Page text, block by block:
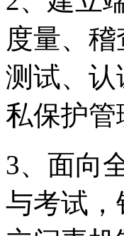
度量、
测试、
私保护管
3、面
与考试